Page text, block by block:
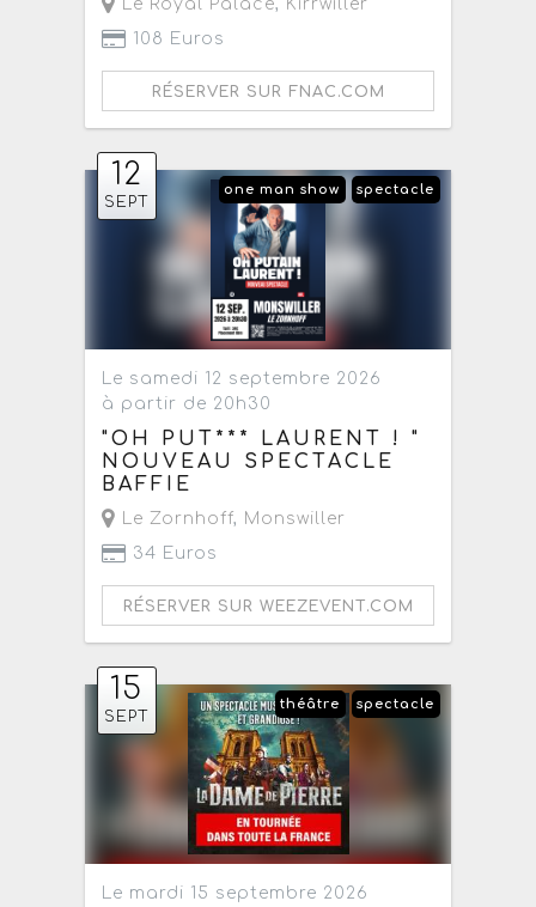
Le Royal Palace, Kirrwiller
108 Euros
RÉSERVER SUR FNAC.COM
12
SEPT
spectacle
one man show
Le samedi 12 septembre 2026
à partir de 20h30
"OH PUT*** LAURENT ! "
NOUVEAU SPECTACLE
BAFFIE
Le Zornhoff, Monswiller
34 Euros
RÉSERVER SUR WEEZEVENT.COM
15
SEPT
spectacle
théâtre
Le mardi 15 septembre 2026